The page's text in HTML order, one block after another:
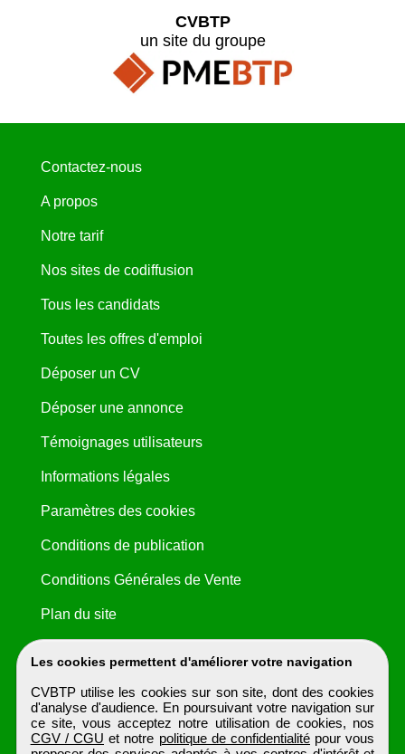
Les cookies permettent d'améliorer votre navigation
CVBTP utilise les cookies sur son site, dont des cookies
d'analyse d'audience. En poursuivant votre navigation sur
ce site, vous acceptez notre utilisation de cookies, nos
CGV / CGU et notre politique de confidentialité pour vous
CVBTP
un site du groupe
Contactez-nous
A propos
Notre tarif
Nos sites de codiffusion
Tous les candidats
Toutes les offres d'emploi
Déposer un CV
Déposer une annonce
Témoignages utilisateurs
Informations légales
Paramètres des cookies
Conditions de publication
Conditions Générales de Vente
Plan du site